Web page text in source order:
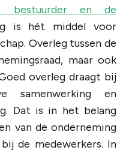
en de
is hét middel voor
Overleg tussen de
maar ook
overleg draagt bij
samenwerking en
Dat is in het belang
van de onderneming
de medewerkers. In